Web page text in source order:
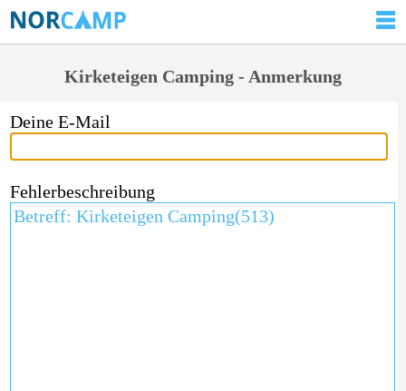
Kirketeigen Camping - Anmerkung
Deine E-Mail
Fehlerbeschreibung